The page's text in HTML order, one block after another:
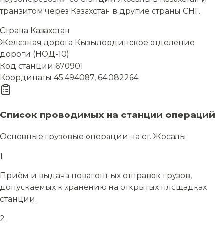
транзитом через Казахстан в другие страны СНГ.
Страна Казахстан
Железная дорога Кызылординское отделение
дороги (НОД-10)
Код станции 670901
Координаты 45.494087, 64.082264
Список проводимых на станции операций
Основные грузовые операции на ст. Жосалы
1
Приём и выдача повагонных отправок грузов,
допускаемых к хранению на открытых площадках
станции.
2